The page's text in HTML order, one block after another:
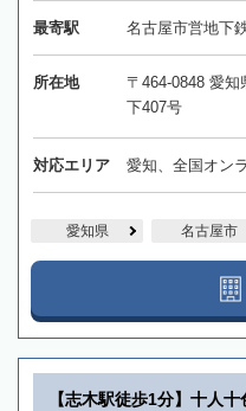
最寄駅 名古屋市営地下
所在地
〒464-0848 愛
下407号
対応エリア 愛知、全国オン
愛知県 名古屋市
【志木駅徒歩1分】十人